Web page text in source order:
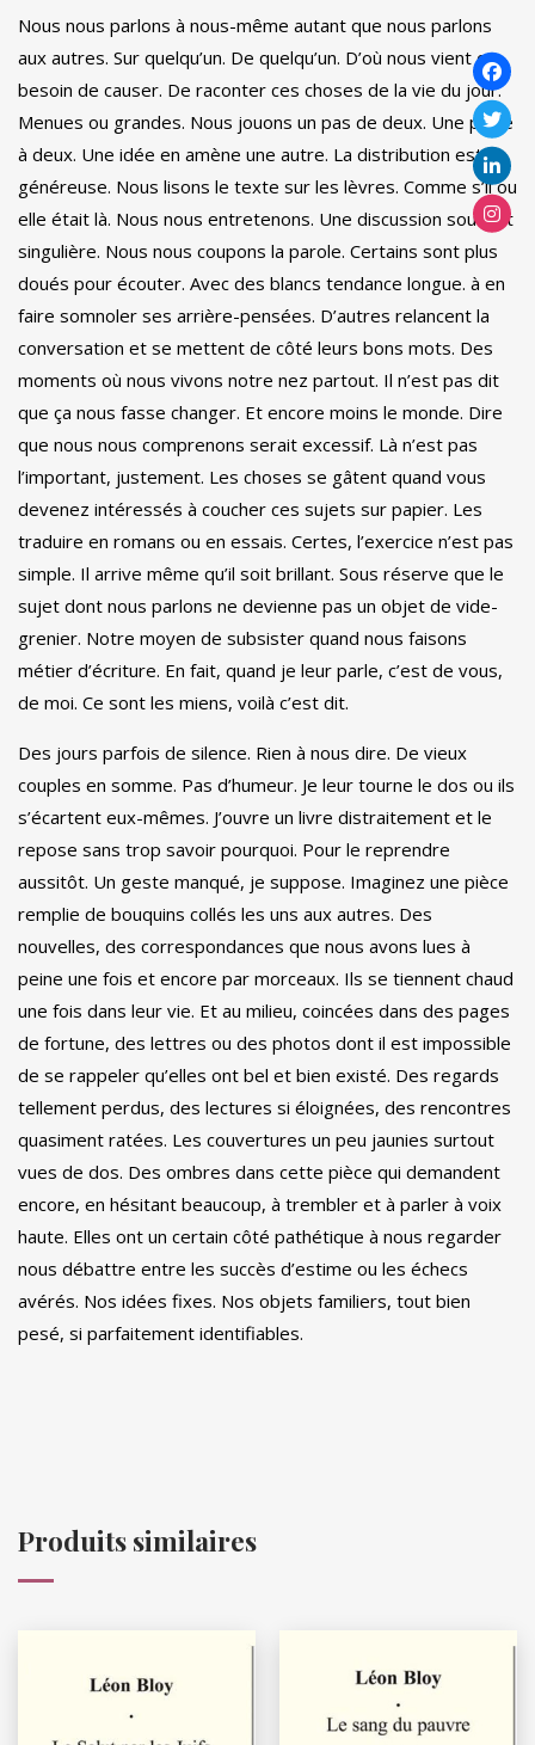
Nous nous parlons à nous-même autant que nous parlons
aux autres. Sur quelqu’un. De quelqu’un. D’où nous vient ce
besoin de causer. De raconter ces choses de la vie du jour.
Menues ou grandes. Nous jouons un pas de deux. Une pièce
à deux. Une idée en amène une autre. La distribution est
généreuse. Nous lisons le texte sur les lèvres. Comme s’il ou
elle était là. Nous nous entretenons. Une discussion souvent
singulière. Nous nous coupons la parole. Certains sont plus
doués pour écouter. Avec des blancs tendance longue. à en
faire somnoler ses arrière-pensées. D’autres relancent la
conversation et se mettent de côté leurs bons mots. Des
moments où nous vivons notre nez partout. Il n’est pas dit
que ça nous fasse changer. Et encore moins le monde. Dire
que nous nous comprenons serait excessif. Là n’est pas
l’important, justement. Les choses se gâtent quand vous
devenez intéressés à coucher ces sujets sur papier. Les
traduire en romans ou en essais. Certes, l’exercice n’est pas
simple. Il arrive même qu’il soit brillant. Sous réserve que le
sujet dont nous parlons ne devienne pas un objet de vide-
grenier. Notre moyen de subsister quand nous faisons
métier d’écriture. En fait, quand je leur parle, c’est de vous,
de moi. Ce sont les miens, voilà c’est dit.
Des jours parfois de silence. Rien à nous dire. De vieux
couples en somme. Pas d’humeur. Je leur tourne le dos ou ils
s’écartent eux-mêmes. J’ouvre un livre distraitement et le
repose sans trop savoir pourquoi. Pour le reprendre
aussitôt. Un geste manqué, je suppose. Imaginez une pièce
remplie de bouquins collés les uns aux autres. Des
nouvelles, des correspondances que nous avons lues à
peine une fois et encore par morceaux. Ils se tiennent chaud
une fois dans leur vie. Et au milieu, coincées dans des pages
de fortune, des lettres ou des photos dont il est impossible
de se rappeler qu’elles ont bel et bien existé. Des regards
tellement perdus, des lectures si éloignées, des rencontres
quasiment ratées. Les couvertures un peu jaunies surtout
vues de dos. Des ombres dans cette pièce qui demandent
encore, en hésitant beaucoup, à trembler et à parler à voix
haute. Elles ont un certain côté pathétique à nous regarder
nous débattre entre les succès d’estime ou les échecs
avérés. Nos idées fixes. Nos objets familiers, tout bien
pesé, si parfaitement identifiables.
Produits similaires